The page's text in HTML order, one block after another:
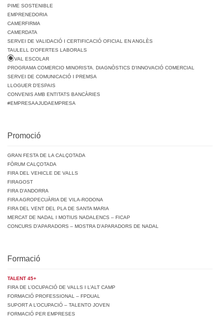
PIME SOSTENIBLE
EMPRENEDORIA
CAMERFIRMA
CAMERDATA
SERVEI DE VALIDACIÓ I CERTIFICACIÓ OFICIAL EN ANGLÈS
TAULELL D’OFERTES LABORALS
VAL ESCOLAR
PROGRAMA COMERCIO MINORISTA. DIAGNÒSTICS D’INNOVACIÓ COMERCIAL
SERVEI DE COMUNICACIÓ I PREMSA
LLOGUER D’ESPAIS
CONVENIS AMB ENTITATS BANCÀRIES
#EMPRESAAJUDAEMPRESA
Promoció
GRAN FESTA DE LA CALÇOTADA
FÒRUM CALÇOTADA
FIRA DEL VEHICLE DE VALLS
FIRAGOST
FIRA D’ANDORRA
FIRA AGROPECUÀRIA DE VILA-RODONA
FIRA DEL VENT DEL PLA DE SANTA MARIA
MERCAT DE NADAL I MOTIUS NADALENCS – FICAP
CONCURS D’APARADORS – MOSTRA D’APARADORS DE NADAL
Formació
TALENT 45+
FIRA DE L’OCUPACIÓ DE VALLS I L’ALT CAMP
FORMACIÓ PROFESSIONAL – FPDUAL
SUPORT A L’OCUPACIÓ – TALENTO JOVEN
FORMACIÓ PER EMPRESES